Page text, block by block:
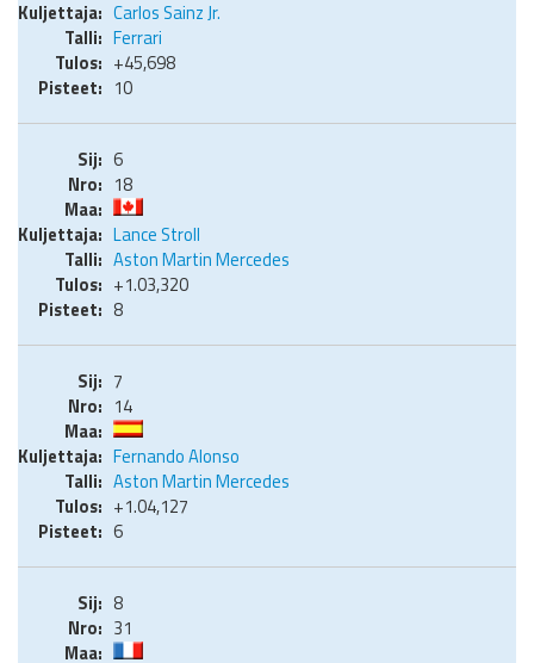
Carlos Sainz Jr.
Ferrari
+45,698
10
6
18
Lance Stroll
Aston Martin Mercedes
+1.03,320
8
7
14
Fernando Alonso
Aston Martin Mercedes
+1.04,127
6
8
31